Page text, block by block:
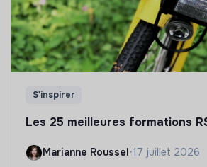
S'inspirer
Les 25 meilleures formations
Marianne Roussel•17 juillet 2026